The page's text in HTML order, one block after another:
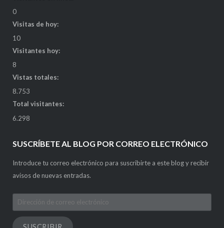
0
Visitas de hoy:
10
Visitantes hoy:
8
Vistas totales:
8.753
Total visitantes:
6.298
SUSCRÍBETE AL BLOG POR CORREO ELECTRÓNICO
Introduce tu correo electrónico para suscribirte a este blog y recibir
avisos de nuevas entradas.
Dirección
de
correo